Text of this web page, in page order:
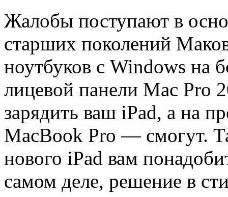
Жалобы поступают в
старших поколений
ноутбуков с Windows на
лицевой панели Mac Pro
зарядить ваш iPad, а на
MacBook Pro — смогут.
нового iPad вам
самом деле, решение в